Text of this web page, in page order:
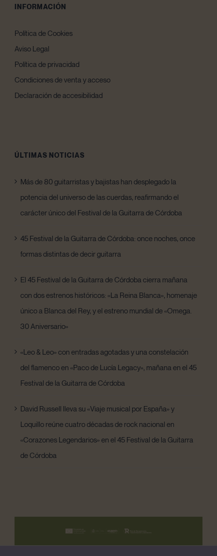
INFORMACIÓN
Política de Cookies
Aviso Legal
Política de privacidad
Condiciones de venta y acceso
Declaración de accesibilidad
ÚLTIMAS NOTICIAS
Más de 80 guitarristas y bajistas han desplegado la
potencia del universo de las cuerdas, reafirmando el
carácter único del Festival de la Guitarra de Córdoba
45 Festival de la Guitarra de Córdoba: once noches, once
formas distintas de decir guitarra
El 45 Festival de la Guitarra de Córdoba cierra mañana
con dos estrenos históricos: «La Reina Blanca», homenaje
único a Blanca del Rey, y el estreno mundial de «Omega.
30 Aniversario»
«Leo & Leo» con entradas agotadas y una constelación
del flamenco en «Paco de Lucía Legacy», mañana en el 45
Festival de la Guitarra de Córdoba
David Russell lleva su «Viaje musical por España» y
Loquillo reúne cuatro décadas de rock nacional en
«Corazones Legendarios» en el 45 Festival de la Guitarra
de Córdoba